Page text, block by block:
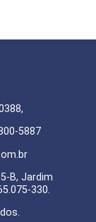
5887
B, Jardim
330.